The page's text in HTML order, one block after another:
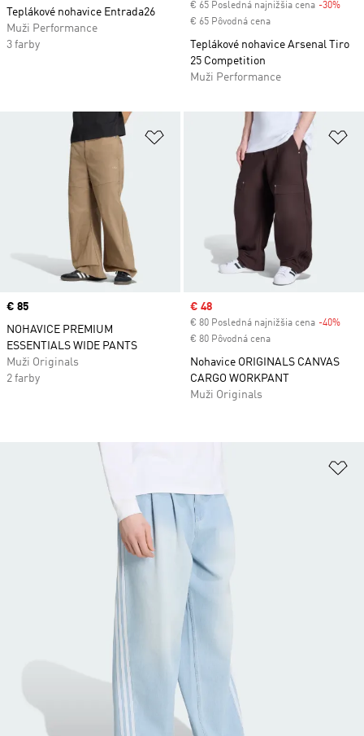
Teplákové nohavice Entrada26
Muži Performance
3 farby
€ 65 Posledná najnižšia cena -30%
€ 65 Pôvodná cena
Teplákové nohavice Arsenal Tiro
25 Competition
Muži Performance
Pridať do zoznamu želaných
Price
€ 85
NOHAVICE PREMIUM
ESSENTIALS WIDE PANTS
Muži Originals
2 farby
Sale price
€ 48
€ 80 Posledná najnižšia cena -40%
€ 80 Pôvodná cena
Nohavice ORIGINALS CANVAS
CARGO WORKPANT
Muži Originals